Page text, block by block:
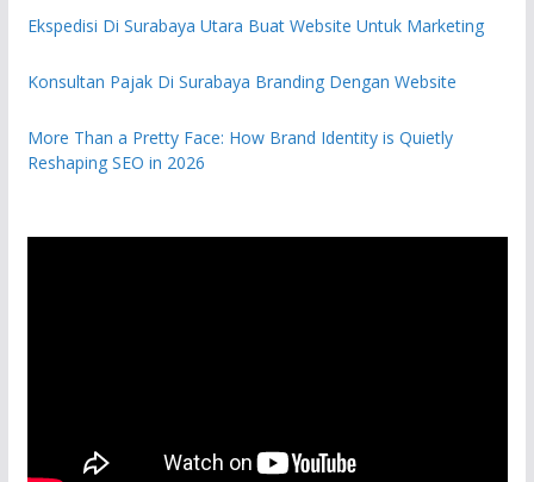
Ekspedisi Di Surabaya Utara Buat Website Untuk Marketing
Konsultan Pajak Di Surabaya Branding Dengan Website
More Than a Pretty Face: How Brand Identity is Quietly
Reshaping SEO in 2026